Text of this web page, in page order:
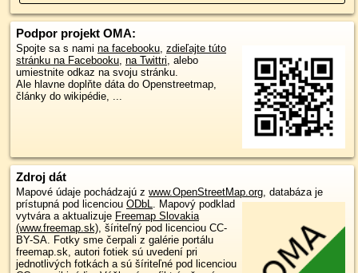
Podpor projekt OMA:
Spojte sa s nami na facebooku, zdieľajte túto
stránku na Facebooku, na Twittri, alebo
umiestnite odkaz na svoju stránku.
Ale hlavne doplňte dáta do Openstreetmap,
články do wikipédie, ...
Zdroj dát
Mapové údaje pochádzajú z www.OpenStreetMap.org, databáza je
prístupná pod licenciou ODbL. Mapový podklad
vytvára a aktualizuje Freemap Slovakia
(www.freemap.sk), šíriteľný pod licenciou CC-
BY-SA. Fotky sme čerpali z galérie portálu
freemap.sk, autori fotiek sú uvedení pri
jednotlivých fotkách a sú šíriteľné pod licenciou